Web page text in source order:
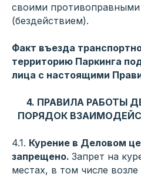
своими
(бездействием).
Факт въезда
территорию Паркинга
лица с настоящими
4. ПРАВИЛА РАБОТЫ
ПОРЯДОК
4.1. Курение в Деловом
запрещено. Запрет на
местах, в том числе